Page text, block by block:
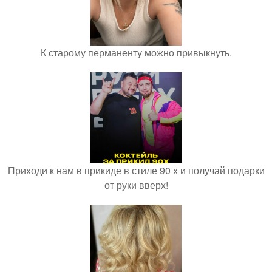
К старому перманенту можно привыкнуть.
Приходи к нам в прикиде в стиле 90 х и получай подарки
от руки вверх!